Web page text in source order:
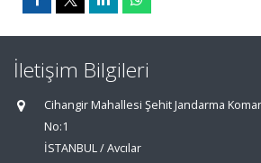
İletişim Bilgileri
Cihangir Mahallesi Şehit Jandarma
No:1
İSTANBUL / Avcılar